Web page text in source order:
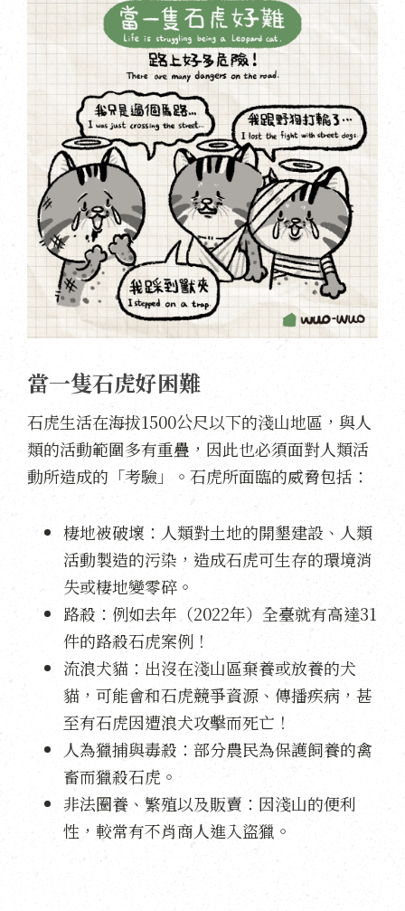
當一隻石虎好困難
石虎生活在海拔1500公尺以下的淺山地區，與人
類的活動範圍多有重疊，因此也必須面對人類活
動所造成的「考驗」。石虎所面臨的威脅包括：
棲地被破壞：人類對土地的開墾建設、人類
活動製造的污染，造成石虎可生存的環境消
失或棲地變零碎。
路殺：例如去年（2022年）全臺就有高達31
件的路殺石虎案例！
流浪犬貓：出沒在淺山區棄養或放養的犬
貓，可能會和石虎競爭資源、傳播疾病，甚
至有石虎因遭浪犬攻擊而死亡！
人為獵捕與毒殺：部分農民為保護飼養的禽
畜而獵殺石虎。
非法圈養、繁殖以及販賣：因淺山的便利
性，較常有不肖商人進入盜獵。